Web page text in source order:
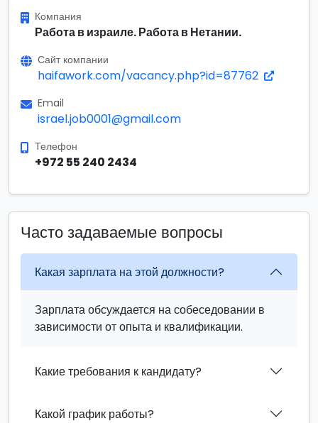
Компания
Работа в израиле. Работа в Нетании.
Сайт компании
haifawork.com/vacancy.php?id=87762
Email
israel.job0001@gmail.com
Телефон
+972 55 240 2434
Часто задаваемые вопросы
Какая зарплата на этой должности?
Зарплата обсуждается на собеседовании в
зависимости от опыта и квалификации.
Какие требования к кандидату?
Какой график работы?